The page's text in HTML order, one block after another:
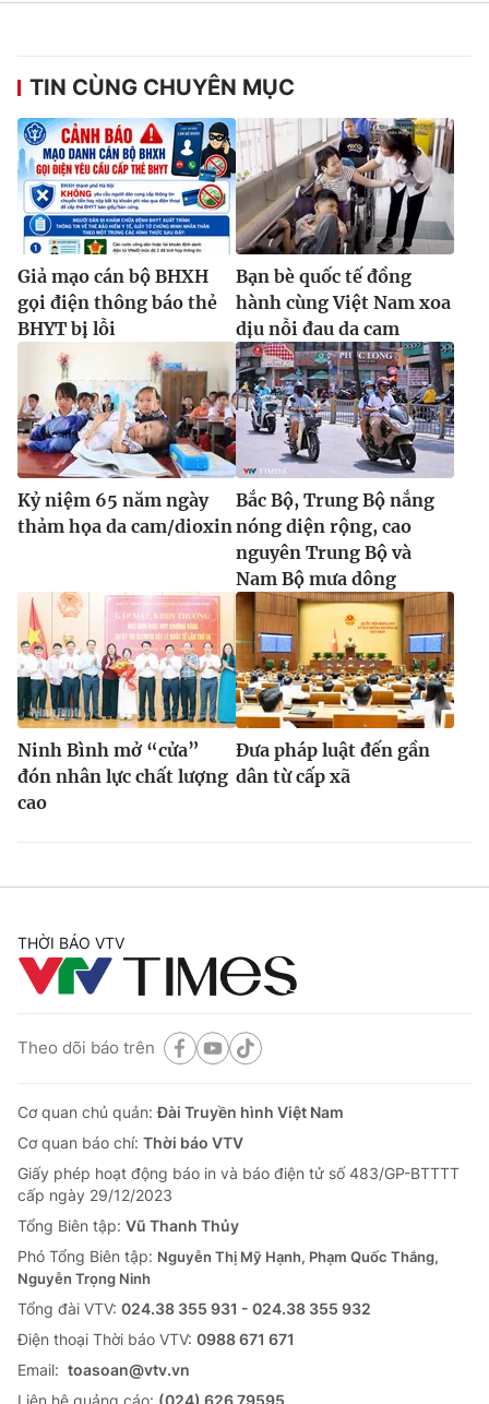
TIN CÙNG CHUYÊN MỤC
Giả mạo cán bộ BHXH
gọi điện thông báo thẻ
BHYT bị lỗi
Bạn bè quốc tế đồng
hành cùng Việt Nam xoa
dịu nỗi đau da cam
Kỷ niệm 65 năm ngày
thảm họa da cam/dioxin
Bắc Bộ, Trung Bộ nắng
nóng diện rộng, cao
nguyên Trung Bộ và
Nam Bộ mưa dông
Ninh Bình mở “cửa”
đón nhân lực chất lượng
cao
Đưa pháp luật đến gần
dân từ cấp xã
THỜI BÁO VTV
Theo dõi báo trên
Cơ quan chủ quản:Đài Truyền hình Việt Nam
Cơ quan báo chí: Thời báo VTV
Giấy phép hoạt động báo in và báo điện tử số 483/GP-BTTTT
cấp ngày 29/12/2023
Tổng Biên tập: Vũ Thanh Thủy
Phó Tổng Biên tập: Nguyễn Thị Mỹ Hạnh, Phạm Quốc Thắng,
Nguyễn Trọng Ninh
Tổng đài VTV: 024.38 355 931 - 024.38 355 932
Ðiện thoại Thời báo VTV: 0988 671 671
Email: toasoan@vtv.vn
Liên hệ quảng cáo: (024) 626 79595